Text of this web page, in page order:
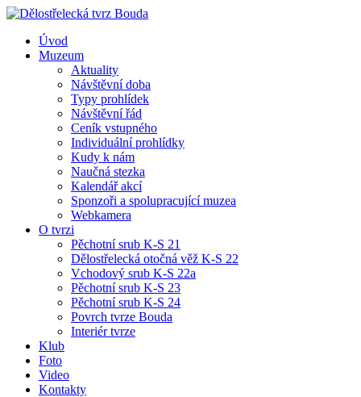
Úvod
Muzeum
Aktuality
Návštěvní doba
Typy prohlídek
Návštěvní řád
Ceník vstupného
Individuální prohlídky
Kudy k nám
Naučná stezka
Kalendář akcí
Sponzoři a spolupracující muzea
Webkamera
O tvrzi
Pěchotní srub K-S 21
Dělostřelecká otočná věž K-S 22
Vchodový srub K-S 22a
Pěchotní srub K-S 23
Pěchotní srub K-S 24
Povrch tvrze Bouda
Interiér tvrze
Klub
Foto
Video
Kontakty